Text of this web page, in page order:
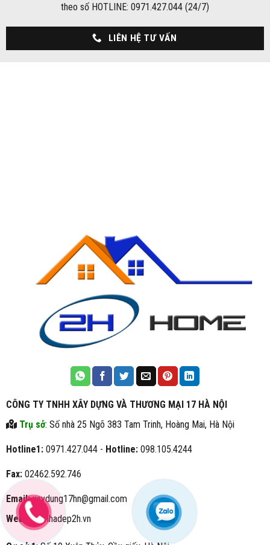
theo số HOTLINE: 0971.427.044 (24/7)
LIÊN HỆ TƯ VẤN
CÔNG TY TNHH XÂY DỰNG VÀ THƯƠNG MẠI 17 HÀ NỘI
Trụ sở: Số nhà 25 Ngõ 383 Tam Trinh, Hoàng Mai, Hà Nội
Hotline1:0971.427.044 - Hotline:098.105.4244
Fax:02462.592.746
Email:xaydung17hn@gmail.com
Website:nhadep2h.vn